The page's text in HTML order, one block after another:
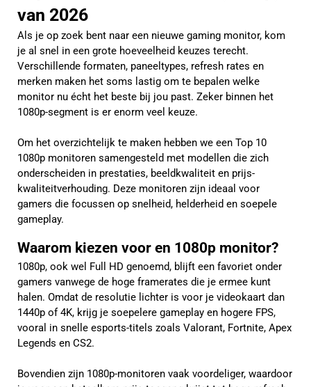
van 2026
Als je op zoek bent naar een nieuwe gaming monitor, kom
je al snel in een grote hoeveelheid keuzes terecht.
Verschillende formaten, paneeltypes, refresh rates en
merken maken het soms lastig om te bepalen welke
monitor nu écht het beste bij jou past. Zeker binnen het
1080p-segment is er enorm veel keuze.
Om het overzichtelijk te maken hebben we een Top 10
1080p monitoren samengesteld met modellen die zich
onderscheiden in prestaties, beeldkwaliteit en prijs-
kwaliteitverhouding. Deze monitoren zijn ideaal voor
gamers die focussen op snelheid, helderheid en soepele
gameplay.
Waarom kiezen voor en 1080p monitor?
1080p, ook wel Full HD genoemd, blijft een favoriet onder
gamers vanwege de hoge framerates die je ermee kunt
halen. Omdat de resolutie lichter is voor je videokaart dan
1440p of 4K, krijg je soepelere gameplay en hogere FPS,
vooral in snelle esports-titels zoals Valorant, Fortnite, Apex
Legends en CS2.
Bovendien zijn 1080p-monitoren vaak voordeliger, waardoor